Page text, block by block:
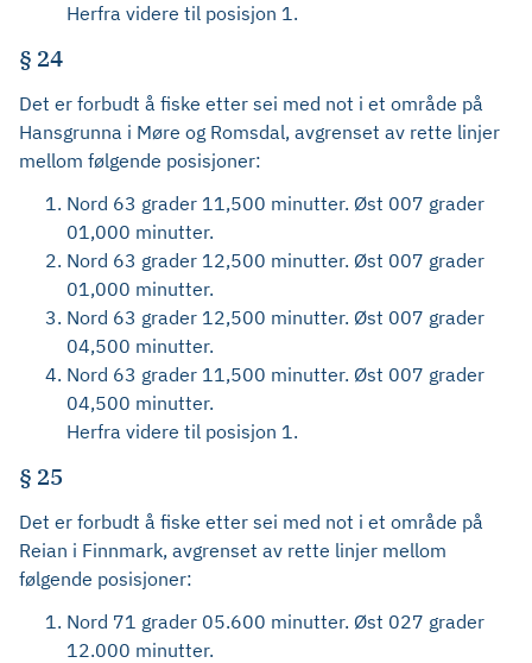
Herfra videre til posisjon 1.
§ 24
Det er forbudt å fiske etter sei med not i et område på
Hansgrunna i Møre og Romsdal, avgrenset av rette linjer
mellom følgende posisjoner:
Nord 63 grader 11,500 minutter. Øst 007 grader
01,000 minutter.
Nord 63 grader 12,500 minutter. Øst 007 grader
01,000 minutter.
Nord 63 grader 12,500 minutter. Øst 007 grader
04,500 minutter.
Nord 63 grader 11,500 minutter. Øst 007 grader
04,500 minutter.
Herfra videre til posisjon 1.
§ 25
Det er forbudt å fiske etter sei med not i et område på
Reian i Finnmark, avgrenset av rette linjer mellom
følgende posisjoner:
Nord 71 grader 05.600 minutter. Øst 027 grader
12.000 minutter.